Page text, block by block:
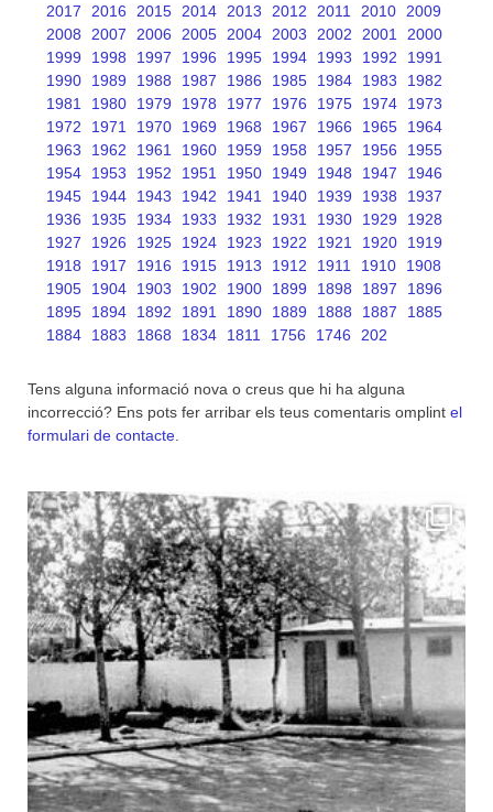
2017
2016 2015 2014 2013 2012 2011 2010
2009
2008
2007 2006 2005 2004 2003 2002 2001
2000
1999
1998 1997 1996 1995 1994 1993 1992
1991
1990
1989 1988 1987 1986 1985 1984 1983
1982
1981
1980 1979 1978 1977 1976 1975 1974
1973
1972
1971 1970 1969 1968 1967 1966 1965
1964
1963
1962 1961 1960 1959 1958 1957 1956
1955
1954
1953 1952 1951 1950 1949 1948 1947
1946
1945
1944 1943 1942 1941 1940 1939 1938
1937
1936
1935 1934 1933 1932 1931 1930 1929
1928
1927
1926 1925 1924 1923 1922 1921 1920
1919
1918
1917 1916 1915 1913 1912 1911 1910
1908
1905
1904 1903 1902 1900 1899 1898 1897
1896
1895
1894 1892 1891 1890 1889 1888 1887
1885
1884
1883 1868 1834 1811 1756 1746 202
Tens alguna informació nova o creus que hi ha alguna
incorrecció? Ens pots fer arribar els teus comentaris omplint el
formulari de contacte